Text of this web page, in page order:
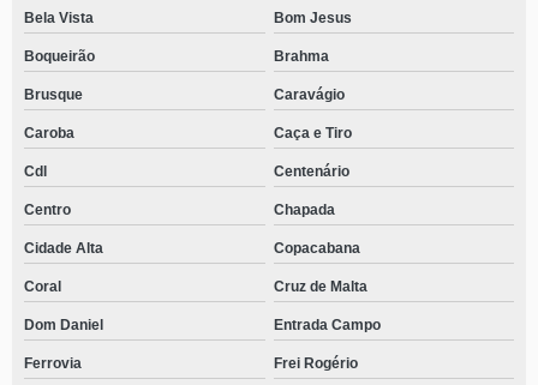
Bela Vista Bom Jesus
Boqueirão Brahma
Brusque Caravágio
Caroba Caça e Tiro
Cdl Centenário
Centro Chapada
Cidade Alta Copacabana
Coral Cruz de Malta
Dom Daniel Entrada Campo
Ferrovia Frei Rogério